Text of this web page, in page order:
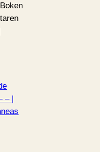
– |